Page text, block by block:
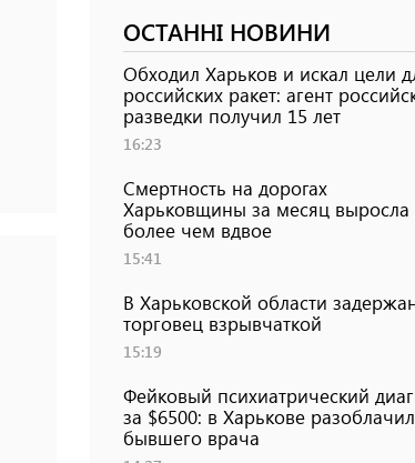
ОСТАННІ НОВИНИ
Обходил Харьков и искал цели
российских ракет: агент
разведки получил 15 лет
16:23
Смертность на дорогах
Харьковщины за месяц выросла
более чем вдвое
15:41
В Харьковской области
торговец взрывчаткой
15:19
Фейковый психиатрический
за $6500: в Харькове
бывшего врача